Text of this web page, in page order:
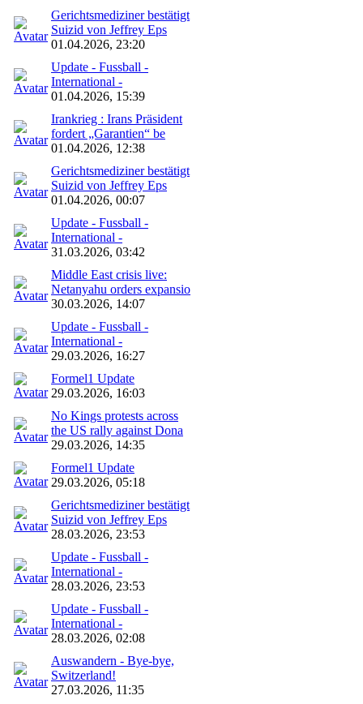
Gerichtsmediziner bestätigt
Suizid von Jeffrey Eps
01.04.2026, 23:20
Update - Fussball -
International -
01.04.2026, 15:39
Irankrieg : Irans Präsident
fordert „Garantien“ be
01.04.2026, 12:38
Gerichtsmediziner bestätigt
Suizid von Jeffrey Eps
01.04.2026, 00:07
Update - Fussball -
International -
31.03.2026, 03:42
Middle East crisis live:
Netanyahu orders expansio
30.03.2026, 14:07
Update - Fussball -
International -
29.03.2026, 16:27
Formel1 Update
29.03.2026, 16:03
No Kings protests across
the US rally against Dona
29.03.2026, 14:35
Formel1 Update
29.03.2026, 05:18
Gerichtsmediziner bestätigt
Suizid von Jeffrey Eps
28.03.2026, 23:53
Update - Fussball -
International -
28.03.2026, 23:53
Update - Fussball -
International -
28.03.2026, 02:08
Auswandern - Bye-bye,
Switzerland!
27.03.2026, 11:35